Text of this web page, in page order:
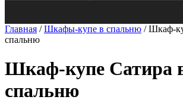
Главная /Шкафы-купе в спальню / Шкаф-
спальню
Шкаф-купе Сатира
спальню